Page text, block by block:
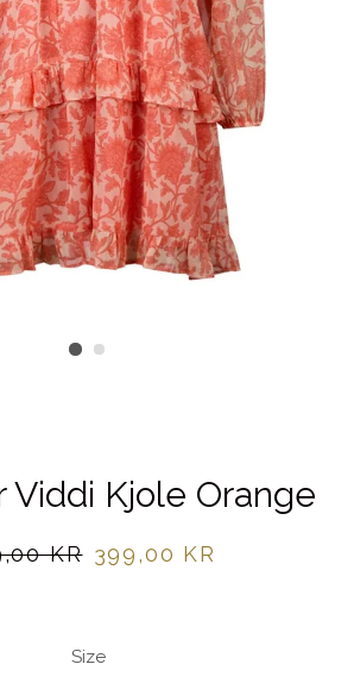
Viddi Kjole Orange
KR Udsalgspris
399,00 KR
Size